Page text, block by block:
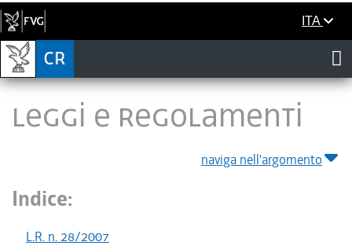
ITA
LEGGI E REGOLAMENTI
naviga nell'argomento
Indice:
L.R. n. 28/2007